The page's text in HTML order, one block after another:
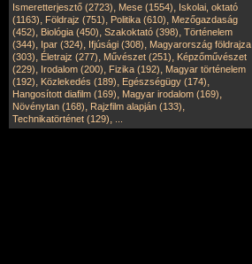
Ismeretterjesztő (2723), Mese (1554), Iskolai, oktató
(1163), Földrajz (751), Politika (610), Mezőgazdaság
(452), Biológia (450), Szakoktató (398), Történelem
(344), Ipar (324), Ifjúsági (308), Magyarország földrajza
(303), Életrajz (277), Művészet (251), Képzőművészet
(229), Irodalom (200), Fizika (192), Magyar történelem
(192), Közlekedés (189), Egészségügy (174),
Hangosított diafilm (169), Magyar irodalom (169),
Növénytan (168), Rajzfilm alapján (133),
Technikatörténet (129),